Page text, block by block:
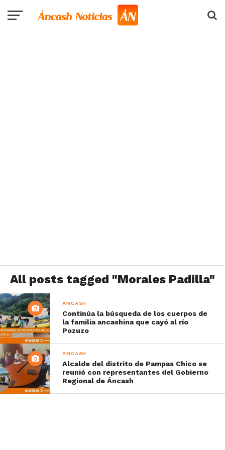
All posts tagged "Morales Padilla"
ÁNCASH
Continúa la búsqueda de los cuerpos de
la familia ancashina que cayó al río
Pozuzo
ÁNCASH
Alcalde del distrito de Pampas Chico se
reunió con representantes del Gobierno
Regional de Áncash